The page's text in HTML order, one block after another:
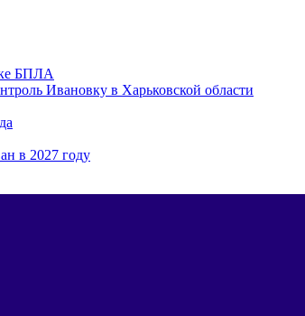
БПЛА
Ивановку в Харьковской области
в 2027 году